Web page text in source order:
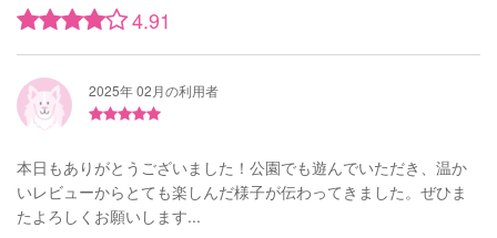
4.91
2025年 02月の利用者
本日もありがとうございました！公園でも遊んでいただき、温か
いレビューからとても楽しんだ様子が伝わってきました。ぜひま
たよろしくお願いします...